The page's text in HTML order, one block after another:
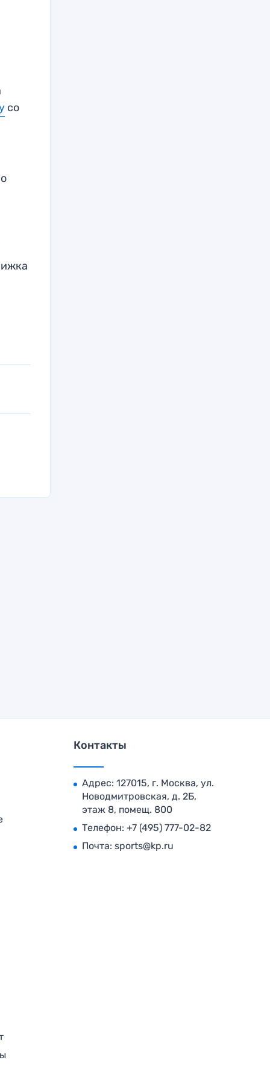
со
Контакты
Адрес: 127015, г. Москва, ул.
Новодмитровская, д. 2Б,
этаж 8, помещ. 800
Телефон: +7 (495) 777-02-82
Почта: sports@kp.ru